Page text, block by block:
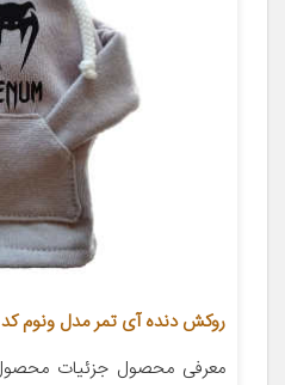
روکش دنده آی تمر مدل ونوم کد 418